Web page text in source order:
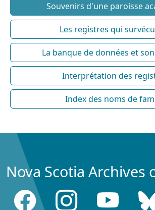
Souvenirs d'une paroisse
Les registres qui
La banque de données et
Interprétation des
Index des noms de
Nova Scotia Archives